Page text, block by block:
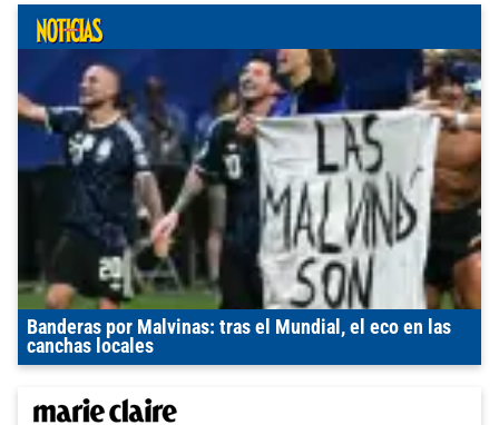
Banderas por Malvinas: tras el Mundial, el eco en las
canchas locales